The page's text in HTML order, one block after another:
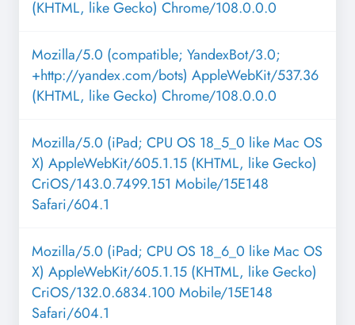
(KHTML, like Gecko) Chrome/108.0.0.0
Mozilla/5.0 (compatible; YandexBot/3.0;
+http://yandex.com/bots) AppleWebKit/537.36
(KHTML, like Gecko) Chrome/108.0.0.0
Mozilla/5.0 (iPad; CPU OS 18_5_0 like Mac OS
X) AppleWebKit/605.1.15 (KHTML, like Gecko)
CriOS/143.0.7499.151 Mobile/15E148
Safari/604.1
Mozilla/5.0 (iPad; CPU OS 18_6_0 like Mac OS
X) AppleWebKit/605.1.15 (KHTML, like Gecko)
CriOS/132.0.6834.100 Mobile/15E148
Safari/604.1